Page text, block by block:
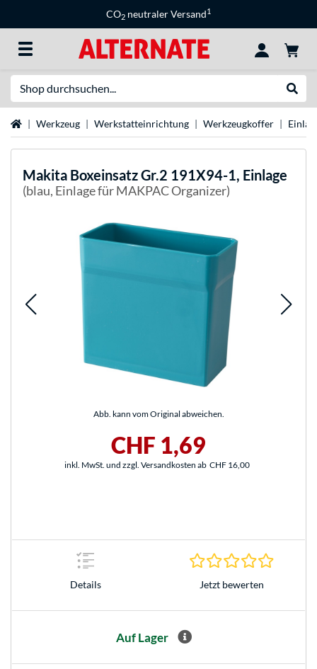
CO2 neutraler Versand1
StartseiteWerkzeug Werkstatteinrichtung Werkzeugkoffer
Makita Boxeinsatz Gr.2 191X94-1, Einlage
(blau, Einlage für MAKPAC Organizer)
Abb. kann vom Original abweichen.
CHF 1,69
inkl. MwSt. und zzgl. Versandkosten ab CHF 16,00
Details Jetzt bewerten
Auf Lager